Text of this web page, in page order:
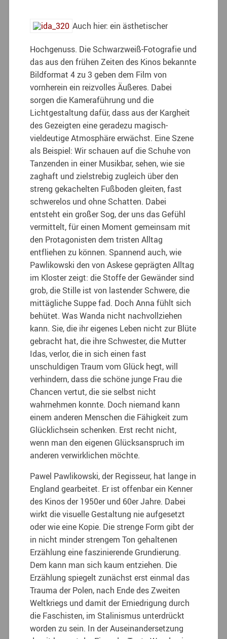
Auch hier: ein ästhetischer
Hochgenuss. Die Schwarzweiß-Fotografie und
das aus den frühen Zeiten des Kinos bekannte
Bildformat 4 zu 3 geben dem Film von
vornherein ein reizvolles Äußeres. Dabei
sorgen die Kameraführung und die
Lichtgestaltung dafür, dass aus der Kargheit
des Gezeigten eine geradezu magisch-
vieldeutige Atmosphäre erwächst. Eine Szene
als Beispiel: Wir schauen auf die Schuhe von
Tanzenden in einer Musikbar, sehen, wie sie
zaghaft und zielstrebig zugleich über den
streng gekachelten Fußboden gleiten, fast
schwerelos und ohne Schatten. Dabei
entsteht ein großer Sog, der uns das Gefühl
vermittelt, für einen Moment gemeinsam mit
den Protagonisten dem tristen Alltag
entfliehen zu können. Spannend auch, wie
Pawlikowski den von Askese geprägten Alltag
im Kloster zeigt: die Stoffe der Gewänder sind
grob, die Stille ist von lastender Schwere, die
mittägliche Suppe fad. Doch Anna fühlt sich
behütet. Was Wanda nicht nachvollziehen
kann. Sie, die ihr eigenes Leben nicht zur Blüte
gebracht hat, die ihre Schwester, die Mutter
Idas, verlor, die in sich einen fast
unschuldigen Traum vom Glück hegt, will
verhindern, dass die schöne junge Frau die
Chancen vertut, die sie selbst nicht
wahrnehmen konnte. Doch niemand kann
einem anderen Menschen die Fähigkeit zum
Glücklichsein schenken. Erst recht nicht,
wenn man den eigenen Glücksanspruch im
anderen verwirklichen möchte.
Pawel Pawlikowski, der Regisseur, hat lange in
England gearbeitet. Er ist offenbar ein Kenner
des Kinos der 1950er und 60er Jahre. Dabei
wirkt die visuelle Gestaltung nie aufgesetzt
oder wie eine Kopie. Die strenge Form gibt der
in nicht minder strengem Ton gehaltenen
Erzählung eine faszinierende Grundierung.
Dem kann man sich kaum entziehen. Die
Erzählung spiegelt zunächst erst einmal das
Trauma der Polen, nach Ende des Zweiten
Weltkriegs und damit der Erniedrigung durch
die Faschisten, im Stalinismus unterdrückt
worden zu sein. In der Auseinandersetzung